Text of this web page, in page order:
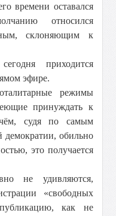
времени оставался
относился
склоняющим к
приходится
эфире.
режимы
принуждать к
судя по самым
демократии, обильно
это получается
не удивляются,
«свободных
как не